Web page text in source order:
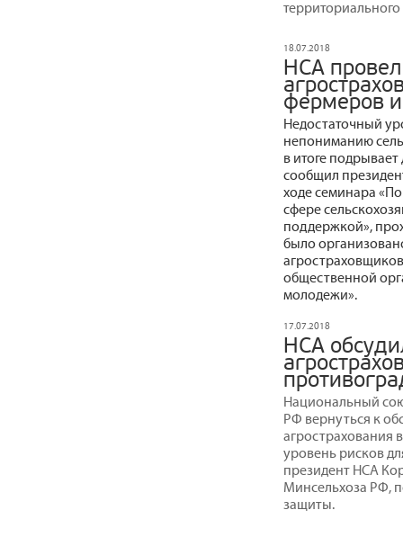
18.07.2018
НСА
фермеров
Недостаточный
непониманию
в итоге
сообщил
ходе семинара
сфере
поддержкой»,
было
общественной
молодежи».
17.07.2018
НСА
Национальный
РФ вернуться к
агрострахования
уровень рисков
президент НСА
Минсельхоза РФ,
защиты.